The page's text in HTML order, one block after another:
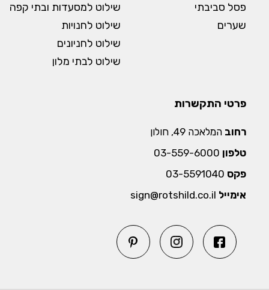
פסל סביבתי
שערים
שילוט למסעדות ובתי קפה
שילוט לחנויות
שילוט לחניונים
שילוט לבתי מלון
פרטי התקשרות
רחוב המלאכה 49, חולון
טלפון 03-559-6000
פקס 03-5591040
אימייל sign@rotshild.co.il